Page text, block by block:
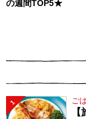
の週間TOP5★
1 ご